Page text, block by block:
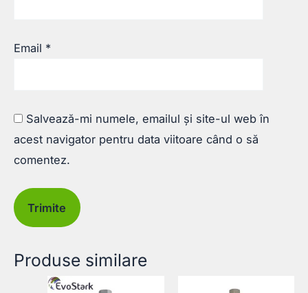
Email *
Salvează-mi numele, emailul și site-ul web în
acest navigator pentru data viitoare când o să
comentez.
Produse similare